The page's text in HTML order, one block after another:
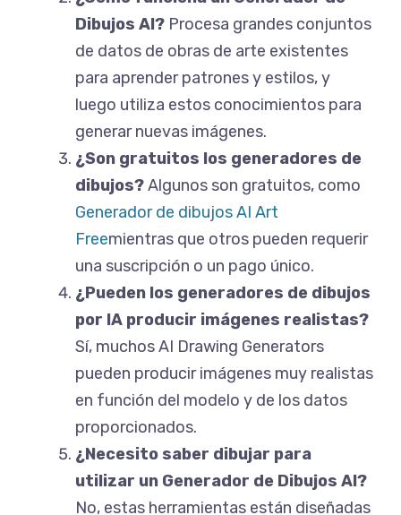
Dibujos AI? Procesa grandes conjuntos
de datos de obras de arte existentes
para aprender patrones y estilos, y
luego utiliza estos conocimientos para
generar nuevas imágenes.
¿Son gratuitos los generadores de
dibujos?Algunos son gratuitos, como
Generador de dibujos AI Art
Freemientras que otros pueden requerir
una suscripción o un pago único.
¿Pueden los generadores de dibujos
por IA producir imágenes realistas?
Sí, muchos AI Drawing Generators
pueden producir imágenes muy realistas
en función del modelo y de los datos
proporcionados.
¿Necesito saber dibujar para
utilizar un Generador de Dibujos AI?
No, estas herramientas están diseñadas